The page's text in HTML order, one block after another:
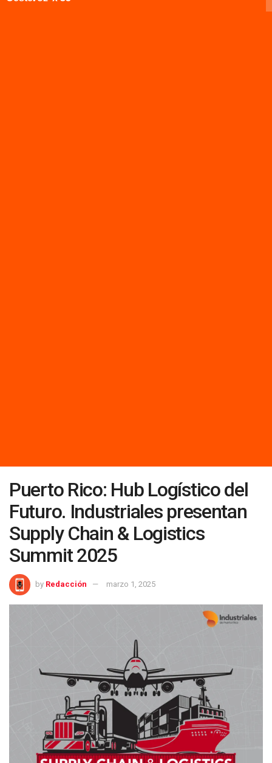
Puerto Rico: Hub Logístico del
Futuro. Industriales presentan
Supply Chain & Logistics
Summit 2025
by Redacción marzo 1, 2025